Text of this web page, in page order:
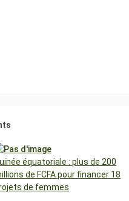
équatoriale : plus de 200
de FCFA pour financer 18
de femmes